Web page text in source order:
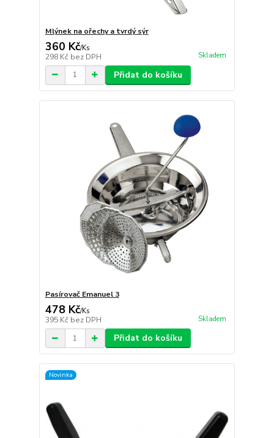
Mlýnek na ořechy a tvrdý sýr
360 Kč/Ks
298 Kč bez DPH Skladem
Přidat do košíku
Pasírovač Emanuel 3
478 Kč/Ks
395 Kč bez DPH Skladem
Přidat do košíku
Novinka